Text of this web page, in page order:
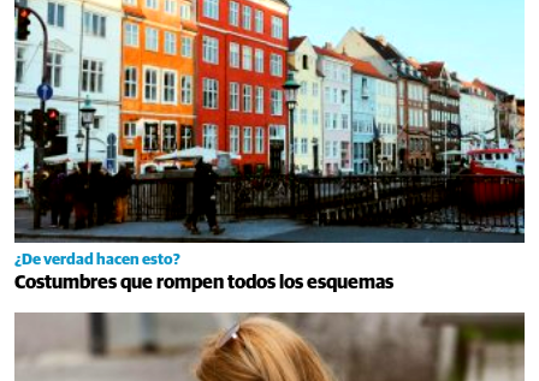
¿De verdad hacen esto?
Costumbres que rompen todos los esquemas